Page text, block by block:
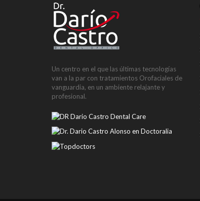
Un centro en el que las últimas tecnologías
van a la par con tratamientos Orofaciales de
vanguardia, en un ambiente relajante y
profesional.